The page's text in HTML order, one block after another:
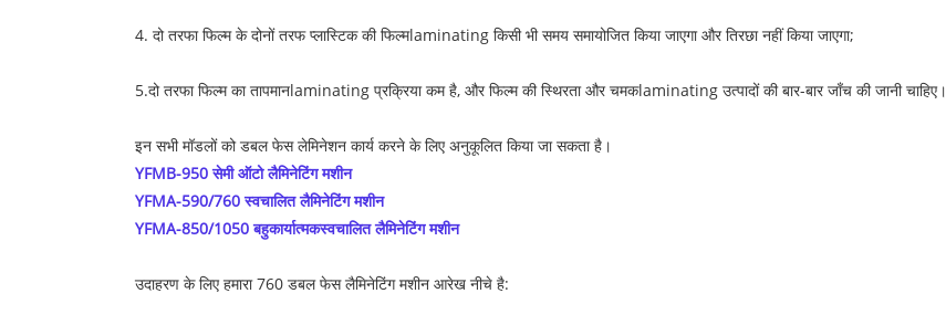
4. दो तरफा फिल्म के दोनों तरफ प्लास्टिक की फिल्मlaminating किसी भी समय समायोजित किया जाएगा और तिरछा नहीं किया जाएगा;
5.दो तरफा फिल्म का तापमानlaminating प्रक्रिया कम है, और फिल्म की स्थिरता और चमकlaminating उत्पादों की बार-बार जाँच की जानी चाहिए।
इन सभी मॉडलों को डबल फेस लेमिनेशन कार्य करने के लिए अनुकूलित किया जा सकता है।
YFMB-950 सेमी ऑटो लैमिनेटिंग मशीन
YFMA-590/760 स्वचालित लैमिनेटिंग मशीन
YFMA-850/1050 बहुकार्यात्मकस्वचालित लैमिनेटिंग मशीन
उदाहरण के लिए हमारा 760 डबल फेस लैमिनेटिंग मशीन आरेख नीचे है: